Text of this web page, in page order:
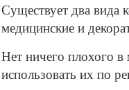
Существует два вида
медицинские и
Нет ничего плохого
использовать их по